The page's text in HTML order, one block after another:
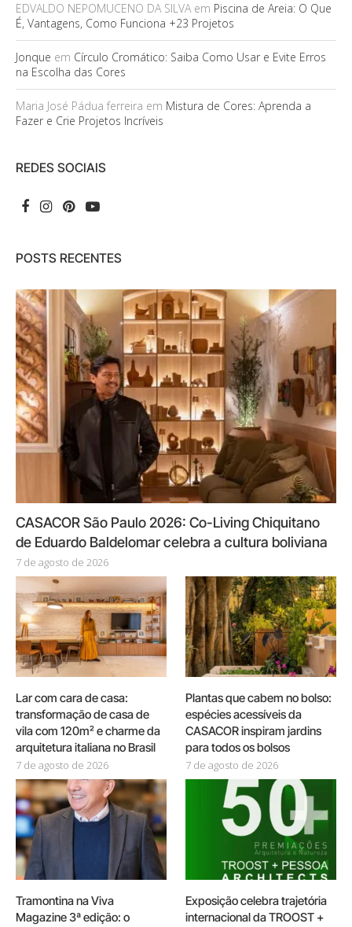
EDVALDO NEPOMUCENO DA SILVAem Piscina de Areia: O Que
É, Vantagens, Como Funciona +23 Projetos
Jonque em Círculo Cromático: Saiba Como Usar e Evite Erros
na Escolha das Cores
Maria José Pádua ferreira em Mistura de Cores: Aprenda a
Fazer e Crie Projetos Incríveis
REDES SOCIAIS
POSTS RECENTES
CASACOR São Paulo 2026: Co-Living Chiquitano
de Eduardo Baldelomar celebra a cultura boliviana
7 de agosto de 2026
Lar com cara de casa:
transformação de casa de
vila com 120m² e charme da
arquitetura italiana no Brasil
7 de agosto de 2026
Plantas que cabem no bolso:
espécies acessíveis da
CASACOR inspiram jardins
para todos os bolsos
7 de agosto de 2026
Tramontina na Viva
Magazine 3ª edição: o
Exposição celebra trajetória
internacional da TROOST +